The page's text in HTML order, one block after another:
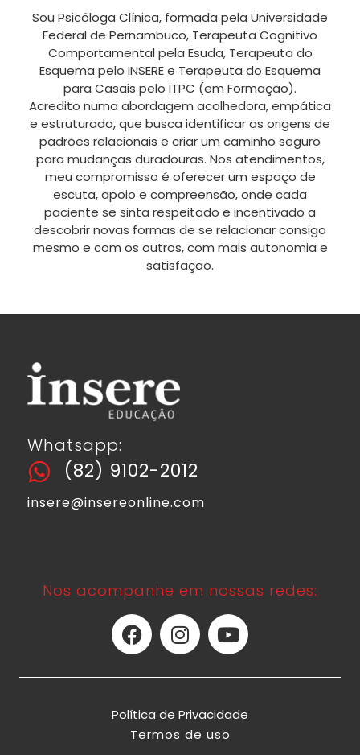
Sou Psicóloga Clínica, formada pela Universidade
Federal de Pernambuco, Terapeuta Cognitivo
Comportamental pela Esuda, Terapeuta do
Esquema pelo INSERE e Terapeuta do Esquema
para Casais pelo ITPC (em Formação).
Acredito numa abordagem acolhedora, empática
e estruturada, que busca identificar as origens de
padrões relacionais e criar um caminho seguro
para mudanças duradouras. Nos atendimentos,
meu compromisso é oferecer um espaço de
escuta, apoio e compreensão, onde cada
paciente se sinta respeitado e incentivado a
descobrir novas formas de se relacionar consigo
mesmo e com os outros, com mais autonomia e
satisfação.
Whatsapp:
(82) 9102-2012
insere@insereonline.com
Nos acompanhe em nossas redes:
Política de Privacidade
Termos de uso